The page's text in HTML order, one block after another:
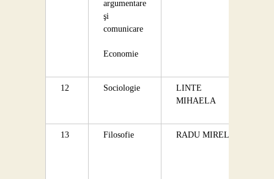
argumentare
şi
comunicare
Economie
12 Sociologie
LINTE
MIHAELA
13 Filosofie RADU MIRELA